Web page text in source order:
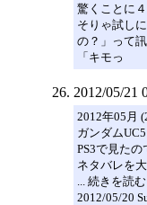
驚くことに
そりゃ試し
の？」って
「キモっ
2012/05/21
2012年05月
ガンダム
PS3で見たの
ネタバレを
... 続きを読む
2012/05/20